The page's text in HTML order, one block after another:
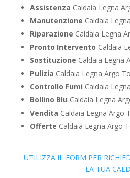
Assistenza Caldaia Legna
Manutenzione Caldaia
Riparazione Caldaia Legna
Pronto Intervento Caldaia
Sostituzione Caldaia Legna
Pulizia Caldaia Legna Argo
Controllo Fumi Caldaia
Bollino Blu Caldaia Legna
Vendita Caldaia Legna Argo
Offerte Caldaia Legna Argo
UTILIZZA IL FORM PER
LA TUA